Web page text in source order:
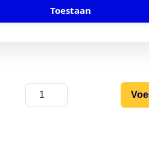
Toestaan